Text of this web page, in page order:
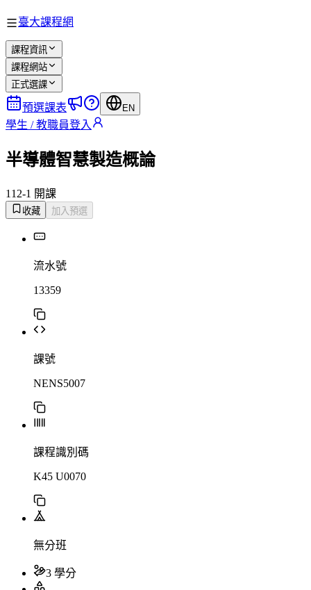
臺大課程網
課程資訊
課程網站
正式選課
預選課表 EN
學生 / 教職員登入
半導體智慧製造概論
112-1 開課
收藏 加入預選
流水號
13359
課號
NENS5007
課程識別碼
K45 U0070
無分班
3 學分